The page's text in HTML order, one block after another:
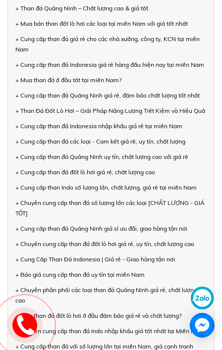
+ Than đá Quảng Ninh – Chất lượng cao & giá tốt
+ Mua bán than đốt lò hơi các loại tại miền Nam với giá tốt nhất
+ Cung cấp than đá giá rẻ cho các nhà xưởng, công ty, KCN tại miền
Nam
+ Cung cấp than đá Indonesia giá rẻ hàng đầu hiện nay tại miền Nam
+ Mua than đá ở đâu tốt tại miền Nam?
+ Cung cấp than đá Quảng Ninh giá rẻ, đảm bảo chất lượng tốt nhất
+ Than Đá Đốt Lò Hơi – Giải Pháp Năng Lượng Tiết Kiệm và Hiệu Quả
+ Cung cấp than đá Indonesia nhập khẩu giá rẻ tại miền Nam
+ Cung cấp than đá các loại - Cam kết giá rẻ, uy tín, chất lượng
+ Cung cấp than đá Quảng Ninh uy tín, chất lượng cao với giá rẻ
+ Cung cấp than đá đốt lò hơi giá rẻ, chất lượng cao
+ Cung cấp than Indo số lượng lớn, chất lượng, giá rẻ tại miền Nam
+ Chuyên cung cấp than đá số lượng lớn các loại [CHẤT LƯỢNG - GIÁ
TỐT]
+ Cung cấp than đá Quảng Ninh giá sỉ ưu đãi, giao hàng tận nơi
+ Chuyên cung cấp than đá đốt lò hơi giá rẻ, uy tín, chất lượng cao
+ Cung Cấp Than Đá Indonesia | Giá rẻ - Giao hàng tận nơi
+ Báo giá cung cấp than đá uy tín tại miền Nam
+ Chuyên phân phối các loại than đá Quảng Ninh giá rẻ, chất lượng
cao
+ Mua than đá đốt lò hơi ở đâu đảm bảo giá rẻ và chất lượng?
+ Chuyên cung cấp than đá Indo nhập khẩu giá tốt nhất tại Miền Nam
+ Cung cấp than đá với số lượng lớn tại miền Nam, giá cạnh tranh